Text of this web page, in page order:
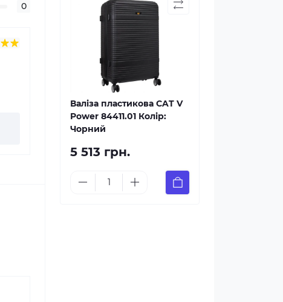
0
Валіза пластикова CAT V
Power 84411.01 Колір:
Чорний
5 513 грн.